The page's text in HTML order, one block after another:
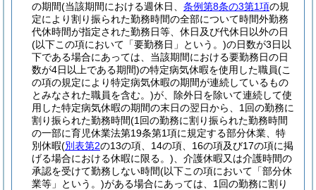
の期間(当該期間における週休日、 条例第8条の3第1項の規
定により割り振られた勤務時間の全部について時間外勤務
代休時間が指定された勤務日等、休日及び代休日以外の日
(以下この項において「要勤務日」という。)の日数が3日以
下である場合にあっては、当該期間における要勤務日の日
数が4日以上である期間)の特定病気休暇を使用した職員(こ
の項の規定により特定病気休暇の期間が連続しているもの
とみなされた職員を含む。)が、除外日を除いて連続して使
用した特定病気休暇の期間の末日の翌日から、1回の勤務に
割り振られた勤務時間(1回の勤務に割り振られた勤務時間
の一部に育児休業法第19条第1項に規定する部分休業、特
別休暇(別表第2の13の項、14の項、16の項及び17の項に掲
げる場合における休暇に限る。) 、介護休暇又は介護時間の
承認を受けて勤務しない時間(以下この項において「部分休
業等」という。)がある場合にあっては、1回の勤務に割り